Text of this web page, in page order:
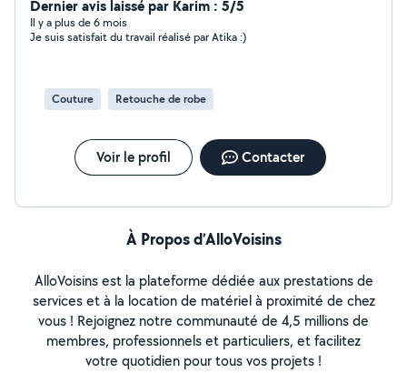
Dernier avis laissé par Karim : 5/5
Il y a plus de 6 mois
Je suis satisfait du travail réalisé par Atika :)
Couture Retouche de robe
Voir le profil Contacter
À Propos d’AlloVoisins
AlloVoisins est la plateforme dédiée aux prestations de
services et à la location de matériel à proximité de chez
vous ! Rejoignez notre communauté de 4,5 millions de
membres, professionnels et particuliers, et facilitez
votre quotidien pour tous vos projets !